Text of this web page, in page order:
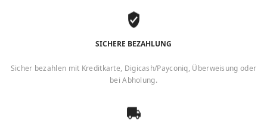
SICHERE BEZAHLUNG
Sicher bezahlen mit Kreditkarte, Digicash/Payconiq, Überweisung oder
bei Abholung.